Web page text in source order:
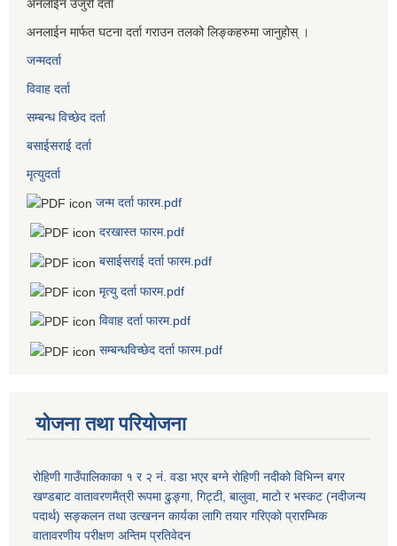
अनलाईन उजुरी दर्ता
अनलाईन मार्फत घटना दर्ता गराउन तलको लिङ्कहरुमा जानुहोस् ।
जन्मदर्ता
विवाह दर्ता
सम्बन्ध विच्छेद दर्ता
बसाईसराई दर्ता
मृत्युदर्ता
जन्म दर्ता फारम.pdf
दरखास्त फारम.pdf
बसाईसराई दर्ता फारम.pdf
मृत्यु दर्ता फारम.pdf
विवाह दर्ता फारम.pdf
सम्बन्धविच्छेद दर्ता फारम.pdf
योजना तथा परियोजना
रोहिणी गाउँपालिकाका १ र २ नं. वडा भएर बग्ने रोहिणी नदीको विभिन्न बगर
खण्डबाट वातावरणमैत्री रूपमा ढुङ्गा, गिट्टी, बालुवा, माटो र भस्कट (नदीजन्य
पदार्थ) सङ्कलन तथा उत्खनन कार्यका लागि तयार गरिएको प्रारम्भिक
वातावरणीय परीक्षण अन्तिम प्रतिवेदन